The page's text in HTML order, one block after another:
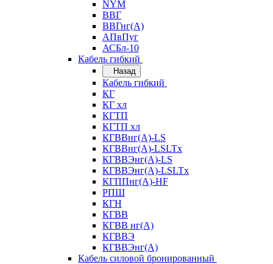
NYM
ВВГ
ВВГнг(А)
АПвПуг
АСБл-10
Кабель гибкий
Назад
Кабель гибкий
КГ
КГ хл
КГТП
КГТП хл
КГВВнг(А)-LS
КГВВнг(А)-LSLTx
КГВВЭнг(А)-LS
КГВВЭнг(А)-LSLTx
КГППнг(А)-HF
РПШ
КГН
КГВВ
КГВВ нг(А)
КГВВЭ
КГВВЭнг(А)
Кабель силовой бронированный